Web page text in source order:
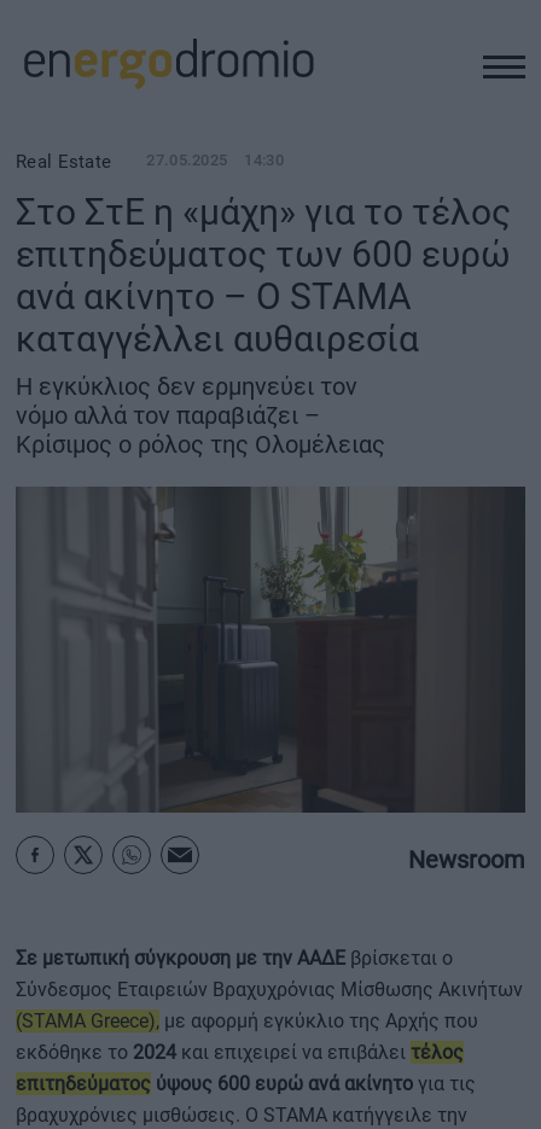
ΥΠΟΔΟΜΕΣ
REAL ESTATE
ΠΕΡΙΒΑΛΛΟΝ
ΕΝΕΡΓΕΙΑ
ΜΕΤΑΦΟΡΕΣ - ΗΛΕΚΤΡΟΚΙΝΗΣΗ
ΨΗΦΙΑΚΟΣ ΚΟΣΜΟΣ
ΟΙΚΟΝΟΜΙΑ - ΕΠΙΧΕΙΡΗΣΕΙΣ
MY PROPERTY
ΚΑΡΑΜΠΟΛΕΣ
Real Estate 27.05.2025 14:30
Στο ΣτΕ η «μάχη» για το τέλος
επιτηδεύματος των 600 ευρώ
ανά ακίνητο – Ο STAMA
καταγγέλλει αυθαιρεσία
Η εγκύκλιος δεν ερμηνεύει τον
νόμο αλλά τον παραβιάζει –
Κρίσιμος ο ρόλος της Ολομέλειας
Newsroom
Σε μετωπική σύγκρουση με την ΑΑΔΕ βρίσκεται ο
Σύνδεσμος Εταιρειών Βραχυχρόνιας Μίσθωσης Ακινήτων
(STAMA Greece), με αφορμή εγκύκλιο της Αρχής που
εκδόθηκε το 2024 και επιχειρεί να επιβάλει τέλος
επιτηδεύματος ύψους 600 ευρώ ανά ακίνητο για τις
βραχυχρόνιες μισθώσεις. Ο STAMA κατήγγειλε την